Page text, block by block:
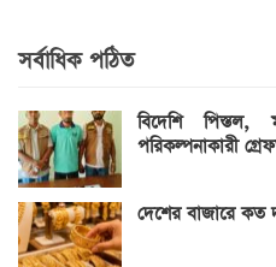
সর্বাধিক পঠিত
বিদেশি
পরিকল্পনাকারী
দেশের বাজারে কত